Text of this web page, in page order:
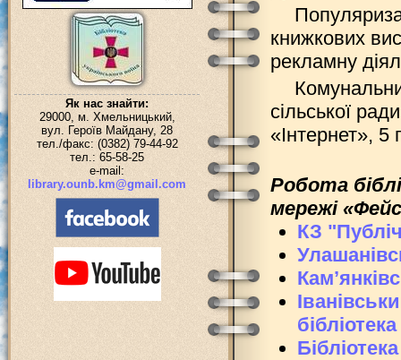
Як нас знайти:
29000, м. Хмельницький,
вул. Героїв Майдану, 28
тел./факс: (0382) 79-44-92
тел.: 65-58-25
e-mail:
library.ounb.km@gmail.com
книжкових
рекламну
сільської
«Інтернет», 5
Робота
мережі
КЗ
бібліотека